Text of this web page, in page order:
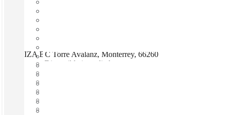
IZA BC Torre Avalanz, Monterrey, 66260
Disponible inmediadamente